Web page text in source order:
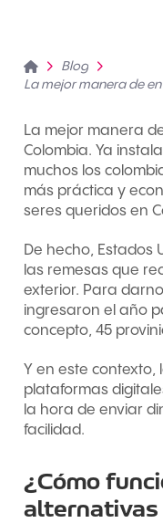
HomeBlog
La mejor manera de
La mejor manera
Colombia. Ya
muchos los
más práctica y
seres queridos en
De hecho, Estados
las remesas que
exterior. Para
ingresaron el año
concepto, 45
Y en este contexto,
plataformas
la hora de enviar
facilidad.
¿Cómo
alternativas